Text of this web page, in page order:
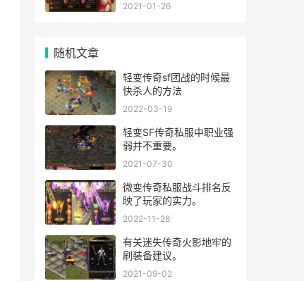
2021-01-26
随机文章
轻变传奇sf团战的时候最
快杀人的方法
2022-03-19
轻变SF传奇私服中职业强
弱并不重要。
2021-07-30
微变传奇私服战斗排名反
映了玩家的实力。
2022-11-28
有关迷失传奇火影地牢的
刷装备建议。
2021-09-02